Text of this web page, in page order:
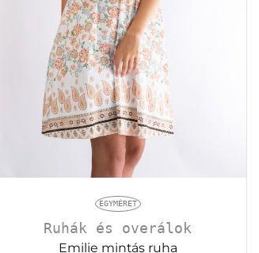
EGYMÉRET
Ruhák és overálok
Emilie mintás ruha